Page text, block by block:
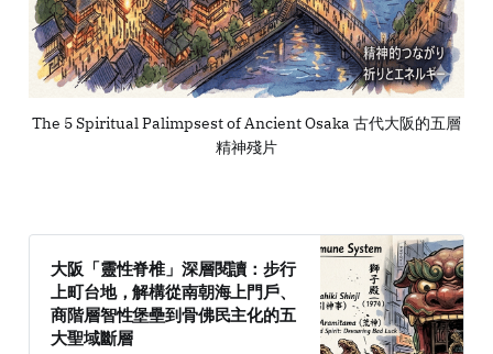
The 5 Spiritual Palimpsest of Ancient Osaka 古代大阪的五層
精神殘片
大阪「靈性脊椎」深層閱讀：步行
上町台地，解構從南朝海上門戶、
商階層智性堡壘到骨佛民主化的五
大聖域斷層